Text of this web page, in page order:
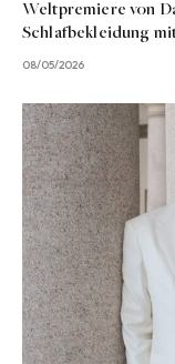
Weltpremiere von
Schlafbekleidung
08/05/2026